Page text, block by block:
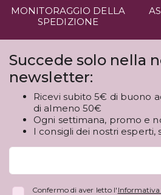
MONITORAGGIO DELLA
SPEDIZIONE
Succede solo nella
newsletter:
Ricevi subito 5€ di buono
di almeno 50€
Ogni settimana, promo e
I consigli dei nostri esperti,
Confermo di aver letto l' Informativa